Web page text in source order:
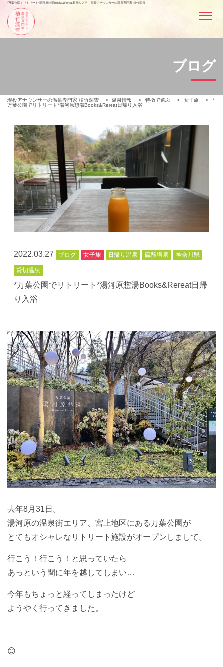
*万葉公園でリトリート*湯河原惣湯Books&Rereat日帰り入浴 | 現役アナウンサーの温泉専門家 植竹深雪
ブログ
現役アナウンサーの温泉専門家 植竹深雪 > 温泉情報 > 特徴で選ぶ > 女子旅 >
*
万葉公園でリトリート*湯河原惣湯Books&Rereat日帰り入浴
2022.03.27 ブログ 女子旅 日帰り温泉 硫酸塩泉 神奈川県
貸切温泉
*万葉公園でリトリート*湯河原惣湯Books&Rereat日帰
り入浴
去年8月31日。
湯河原の温泉街エリア、宮上地区にある万葉公園が
とてもオシャレなリトリート施設がオープンしまして。
行こう！行こう！と思っていたら
あっという間に年を越してしまい…
今年もちょっと経ってしまったけど
ようやく行ってきました。
😊